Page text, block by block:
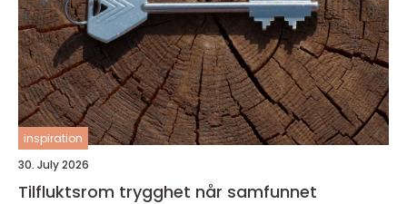
inspiration
30. July 2026
Tilfluktsrom trygghet når samfunnet